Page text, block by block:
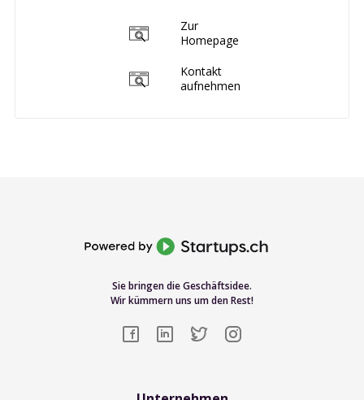
Zur
Homepage
Kontakt
aufnehmen
Sie bringen die Geschäftsidee.
Wir kümmern uns um den Rest!